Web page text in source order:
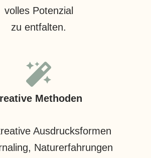
volles Potenzial
zu entfalten.
Methoden
Ausdrucksformen
Naturerfahrungen